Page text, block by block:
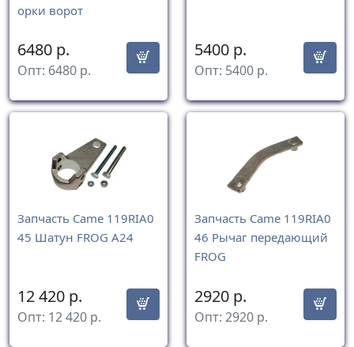
орки ворот
6480 р.
Опт: 6480 р.
5400 р.
Опт: 5400 р.
Запчасть Came 119RIA0
45 Шатун FROG A24
12 420 р.
Опт: 12 420 р.
Запчасть Came 119RIA0
46 Рычаг передающий
FROG
2920 р.
Опт: 2920 р.